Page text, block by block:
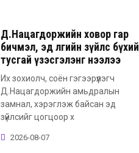
Д.Нацагдоржийн ховор гар
бичмэл, эд өлгийн зүйлс бүхий
тусгай үзэсгэлэнг нээлээ
Их зохиолч, соён гэгээрүүлэгч
Д.Нацагдоржийн амьдралын
замнал, хэрэглэж байсан эд
зүйлсийг цогцоор х
2026-08-07